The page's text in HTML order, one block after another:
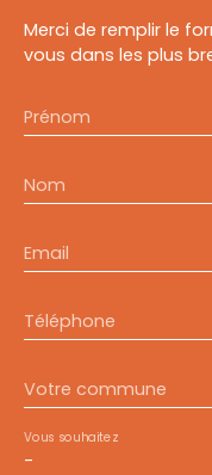
Merci de remplir le
vous dans les plus
Prénom
Nom
Email
Téléphone
Votre commune
-
Vous souhaitez